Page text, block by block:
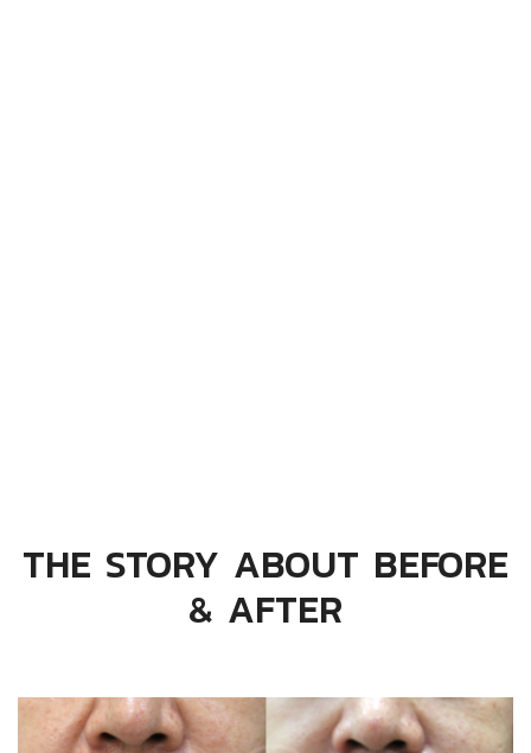
THE STORY ABOUT BEFORE
& AFTER